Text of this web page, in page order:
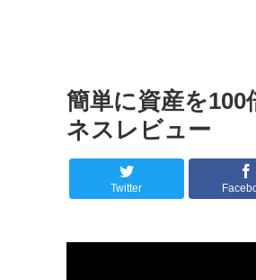
簡単に資産を
ネスレビュー
Twitter